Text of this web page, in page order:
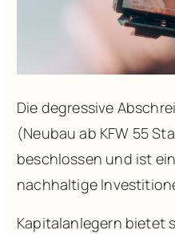
Die degressive
(Neubau ab KFW 55
beschlossen und ist
nachhaltige
Kapitalanlegern bietet